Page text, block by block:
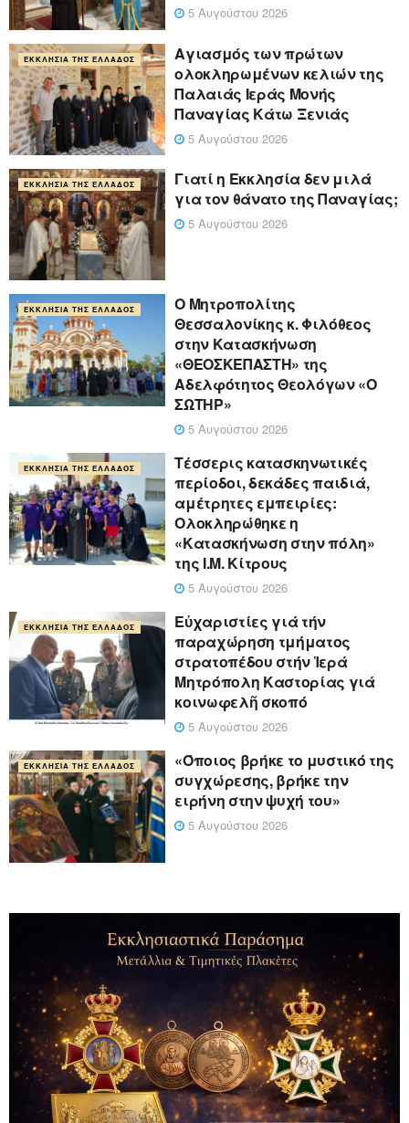
5 Αυγούστου 2026
ΕΚΚΛΗΣΊΑ ΤΗΣ ΕΛΛΆΔΟΣ
Αγιασμός των πρώτων
ολοκληρωμένων κελιών της
Παλαιάς Ιεράς Μονής
Παναγίας Κάτω Ξενιάς
5 Αυγούστου 2026
ΕΚΚΛΗΣΊΑ ΤΗΣ ΕΛΛΆΔΟΣ
Γιατί η Εκκλησία δεν μιλά
για τον θάνατο της Παναγίας;
5 Αυγούστου 2026
ΕΚΚΛΗΣΊΑ ΤΗΣ ΕΛΛΆΔΟΣ
Ο Μητροπολίτης
Θεσσαλονίκης κ. Φιλόθεος
στην Κατασκήνωση
«ΘΕΟΣΚΕΠΑΣΤΗ» της
Αδελφότητος Θεολόγων «Ο
ΣΩΤΗΡ»
5 Αυγούστου 2026
ΕΚΚΛΗΣΊΑ ΤΗΣ ΕΛΛΆΔΟΣ
Τέσσερις κατασκηνωτικές
περίοδοι, δεκάδες παιδιά,
αμέτρητες εμπειρίες:
Ολοκληρώθηκε η
«Κατασκήνωση στην πόλη»
της Ι.Μ. Κίτρους
5 Αυγούστου 2026
ΕΚΚΛΗΣΊΑ ΤΗΣ ΕΛΛΆΔΟΣ
Εὐχαριστίες γιά τήν
παραχώρηση τμήματος
στρατοπέδου στήν Ἱερά
Μητρόπολη Καστορίας γιά
κοινωφελῆ σκοπό
5 Αυγούστου 2026
ΕΚΚΛΗΣΊΑ ΤΗΣ ΕΛΛΆΔΟΣ
«Όποιος βρήκε το μυστικό της
συγχώρεσης, βρήκε την
ειρήνη στην ψυχή του»
5 Αυγούστου 2026